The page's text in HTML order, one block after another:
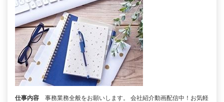
仕事内容
事務業務全般をお願いします。 会社紹介動画配信中！お気軽